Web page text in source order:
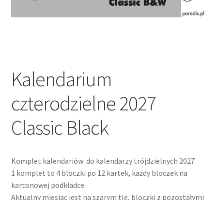
Kalendarium
czterodzielne 2027
Classic Black
Komplet kalendariów do kalendarzy trójdzielnych 2027
1 komplet to 4 bloczki po 12 kartek, każdy bloczek na
kartonowej podkładce.
Aktualny miesiąc jest na szarym tle, bloczki z pozostałymi